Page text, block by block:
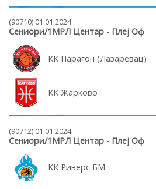
(90710) 01.01.2024
Сениори/1МРЛ Центар - Плеј Оф
КК Парагон (Лазаревац)
КК Жарково
(90712) 01.01.2024
Сениори/1МРЛ Центар - Плеј Оф
КК Риверс БМ